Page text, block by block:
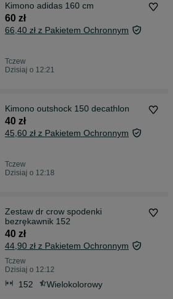
Kimono adidas 160 cm
60 zł
66,40 zł z Pakietem Ochronnym
Tczew
Dzisiaj o 12:21
Kimono outshock 150 decathlon
40 zł
45,60 zł z Pakietem Ochronnym
Tczew
Dzisiaj o 12:18
Zestaw dr crow spodenki
bezrękawnik 152
40 zł
44,90 zł z Pakietem Ochronnym
Tczew
Dzisiaj o 12:12
152 Wielokolorowy